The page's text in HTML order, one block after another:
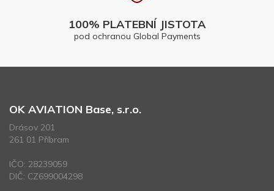
100% PLATEBNÍ JISTOTA
pod ochranou Global Payments
OK AVIATION Base, s.r.o.
Drásov 201
261 01 Příbram
IČO: 28239059
DIČ: CZ699004298